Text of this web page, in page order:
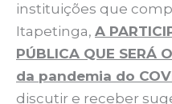
instituições que
Itapetinga, A
PÚBLICA QUE SERÁ
da pandemia do
discutir e receber